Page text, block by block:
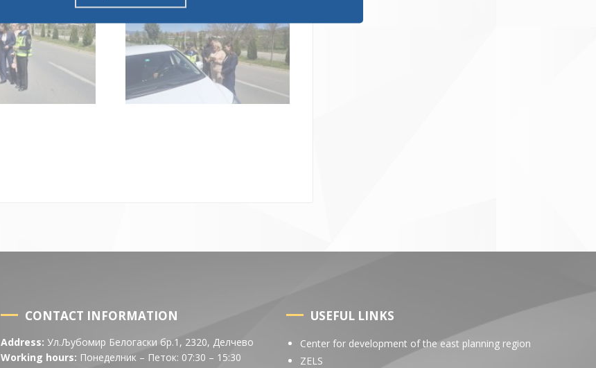
CONTACT INFORMATION
Address: Ул.Љубомир Белогаски бр.1, 2320, Делчево
Working hours: Понеделник – Петок: 07:30 – 15:30
USEFUL LINKS
Center for development of the east planning region
ZELS